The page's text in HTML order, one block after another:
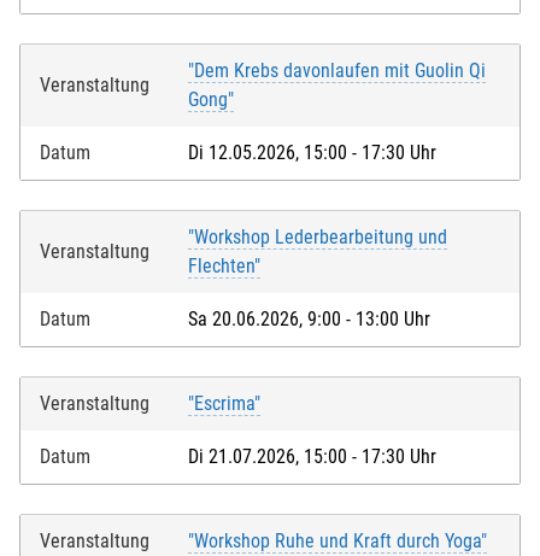
Veranstaltung
"Dem Krebs davonlaufen mit Guolin Qi
Gong"
Datum Di 12.05.2026, 15:00 - 17:30 Uhr
Veranstaltung
"Workshop Lederbearbeitung und
Flechten"
Datum Sa 20.06.2026, 9:00 - 13:00 Uhr
Veranstaltung "Escrima"
Datum Di 21.07.2026, 15:00 - 17:30 Uhr
Veranstaltung "Workshop Ruhe und Kraft durch Yoga"